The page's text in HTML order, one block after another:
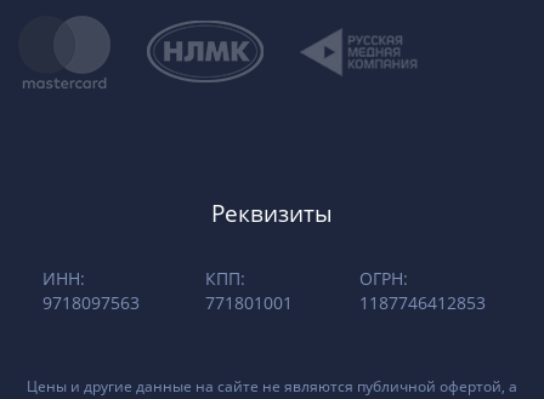
Реквизиты
ИНН:
9718097563
КПП:
771801001
ОГРН:
1187746412853
Цены и другие данные на сайте не являются публичной офертой, а